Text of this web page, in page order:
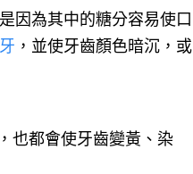
因為其中的糖分容易使口
，並使牙齒顏色暗沉，或
也都會使牙齒變黃、染